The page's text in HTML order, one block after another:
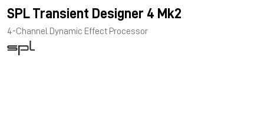
SPL Transient Designer 4 Mk2
4-Channel Dynamic Effect Processor